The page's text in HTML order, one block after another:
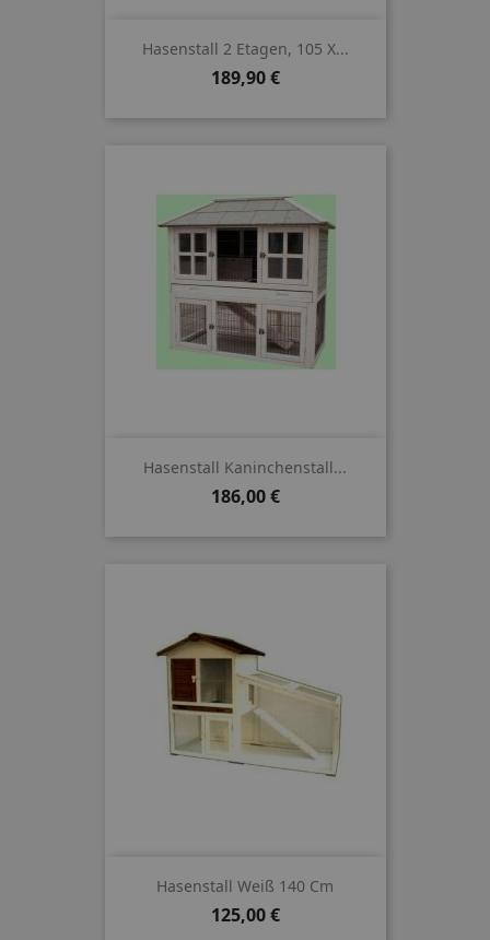
Hasenstall 2 Etagen, 105 X...
Preis
189,90 €
Hasenstall Kaninchenstall...
Preis
186,00 €
Hasenstall Weiß 140 Cm
Preis
125,00 €